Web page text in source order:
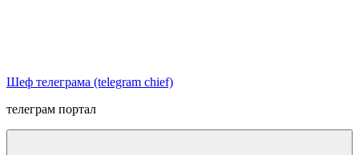
Шеф телеграма (telegram chief)
телеграм портал